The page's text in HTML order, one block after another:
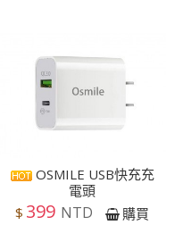
OSMILE USB快充充
電頭
$ 399 NTD 購買